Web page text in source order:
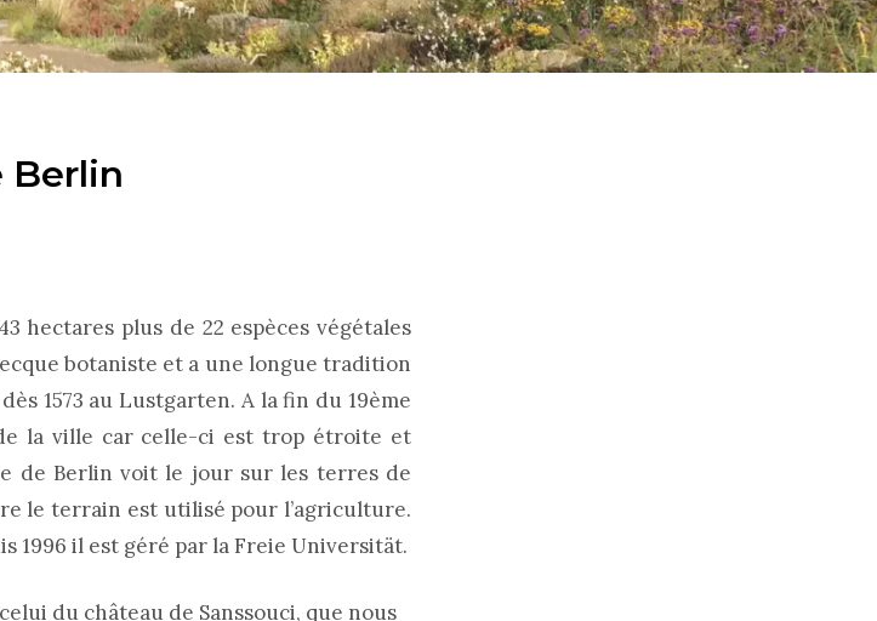
Berlin
hectares plus de 22 espèces végétales
botaniste et a une longue tradition
1573 au Lustgarten. A la fin du 19ème
la ville car celle-ci est trop étroite et
de Berlin voit le jour sur les terres de
le terrain est utilisé pour l’agriculture.
1996 il est géré par la Freie Universität.
du château de Sanssouci, que nous